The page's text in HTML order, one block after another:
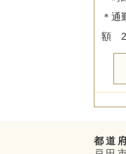
＊通
都道